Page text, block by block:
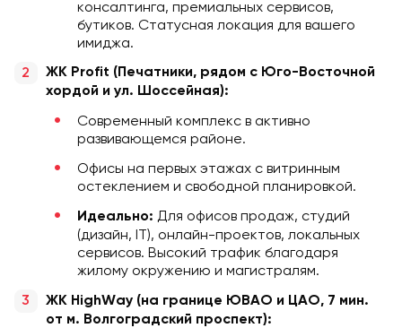
консалтинга, премиальных сервисов,
бутиков. Статусная локация для вашего
имиджа.
ЖК Profit (Печатники, рядом с Юго-Восточной
хордой и ул. Шоссейная):
Современный комплекс в активно
развивающемся районе.
Офисы на первых этажах с витринным
остеклением и свободной планировкой.
Идеально: Для офисов продаж, студий
(дизайн, IT), онлайн-проектов, локальных
сервисов. Высокий трафик благодаря
жилому окружению и магистралям.
ЖК HighWay (на границе ЮВАО и ЦАО, 7 мин.
от м. Волгоградский проспект):